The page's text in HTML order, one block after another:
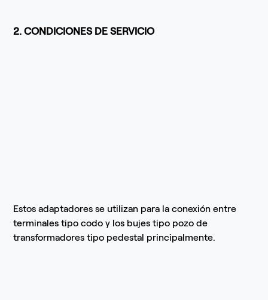
2. CONDICIONES DE SERVICIO
Estos adaptadores se utilizan para la conexión entre
terminales tipo codo y los bujes tipo pozo de
transformadores tipo pedestal principalmente.